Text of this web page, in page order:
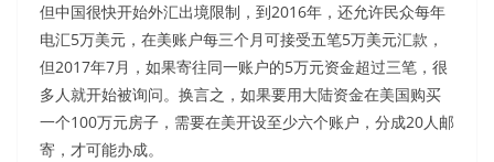
但中国很快开始外汇出境限制，到2016年，还允许民众每年
电汇5万美元，在美账户每三个月可接受五笔5万美元汇款，
但2017年7月，如果寄往同一账户的5万元资金超过三笔，很
多人就开始被询问。换言之，如果要用大陆资金在美国购买
一个100万元房子，需要在美开设至少六个账户，分成20人邮
寄，才可能办成。